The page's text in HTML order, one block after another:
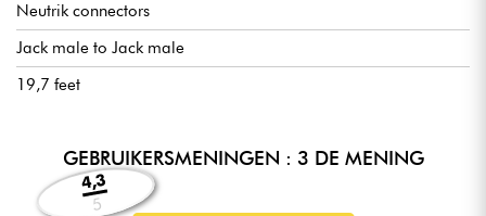
Neutrik connectors
Jack male to Jack male
19,7 feet
GEBRUIKERSMENINGEN : 3 DE MENING
4,3
5